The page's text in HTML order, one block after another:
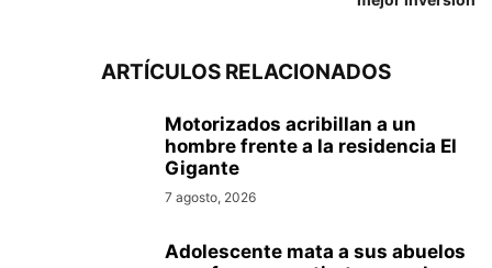
ARTÍCULOS RELACIONADOS
Motorizados acribillan a un
hombre frente a la residencia El
Gigante
7 agosto, 2026
Adolescente mata a sus abuelos